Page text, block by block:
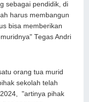
sebagai pendidik, di
harus membangun
bisa memberikan
Tegas Andri
orang tua murid
sekolah telah
"artinya pihak